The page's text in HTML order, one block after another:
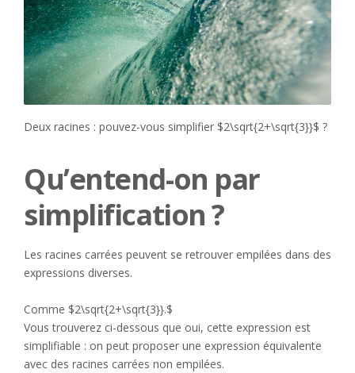
Deux racines : pouvez-vous simplifier $2\sqrt{2+\sqrt{3}}$ ?
Qu’entend-on par
simplification ?
Les racines carrées peuvent se retrouver empilées dans des
expressions diverses.
Comme $2\sqrt{2+\sqrt{3}}.$
Vous trouverez ci-dessous que oui, cette expression est
simplifiable : on peut proposer une expression équivalente
avec des racines carrées non empilées.